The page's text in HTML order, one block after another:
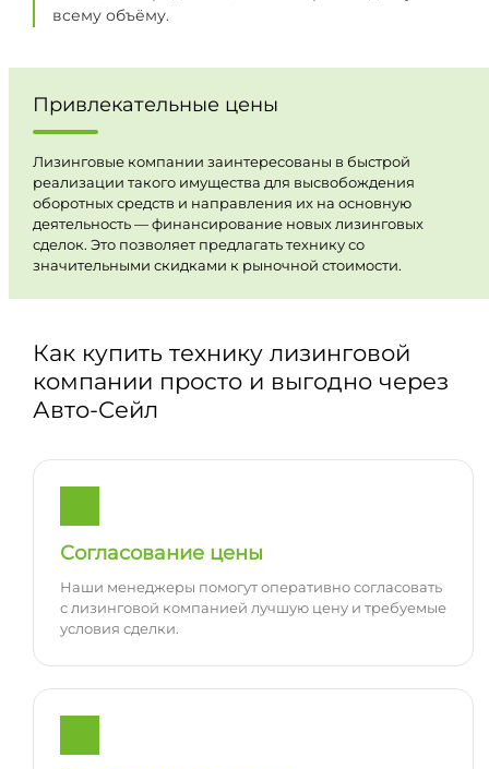
всему объёму.
Привлекательные цены
Лизинговые компании заинтересованы в быстрой
реализации такого имущества для высвобождения
оборотных средств и направления их на основную
деятельность — финансирование новых лизинговых
сделок. Это позволяет предлагать технику со
значительными скидками к рыночной стоимости.
Как купить технику лизинговой
компании просто и выгодно через
Авто-Сейл
Согласование цены
Наши менеджеры помогут оперативно согласовать
с лизинговой компанией лучшую цену и требуемые
условия сделки.